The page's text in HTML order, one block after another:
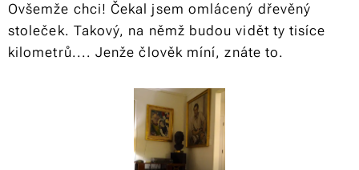
Ovšemže chci! Čekal jsem omlácený dřevěný
stoleček. Takový, na němž budou vidět ty tisíce
kilometrů.... Jenže člověk míní, znáte to.